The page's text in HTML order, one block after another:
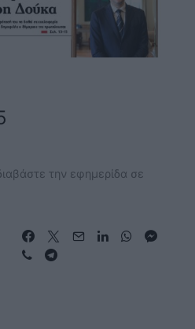
την εφημερίδα σε